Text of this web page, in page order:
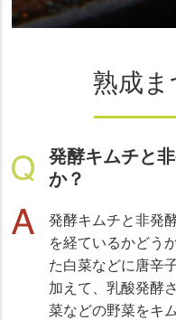
熟成
発酵キムチと
か？
発酵キムチと非発
を経ているかどう
た白菜などに唐辛
加えて、乳酸発酵
菜などの野菜をキ